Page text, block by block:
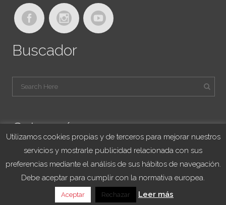
Buscador
Categorías
Blog Viajes University
Franquicias
Utilizamos cookies propias y de terceros para mejorar nuestros
servicios y mostrarle publicidad relacionada con sus
preferencias mediante el análisis de sus hábitos de navegación.
Debe aceptar para cumplir con la normativa europea.
Aceptar Rechazar Leer más